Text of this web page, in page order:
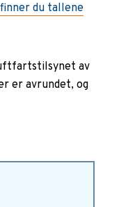
du tallene
av
er avrundet, og